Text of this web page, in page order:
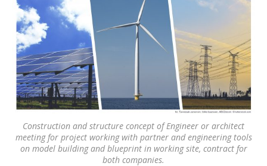
Construction and structure concept of Engineer or architect
meeting for project working with partner and engineering tools
on model building and blueprint in working site, contract for
both companies.